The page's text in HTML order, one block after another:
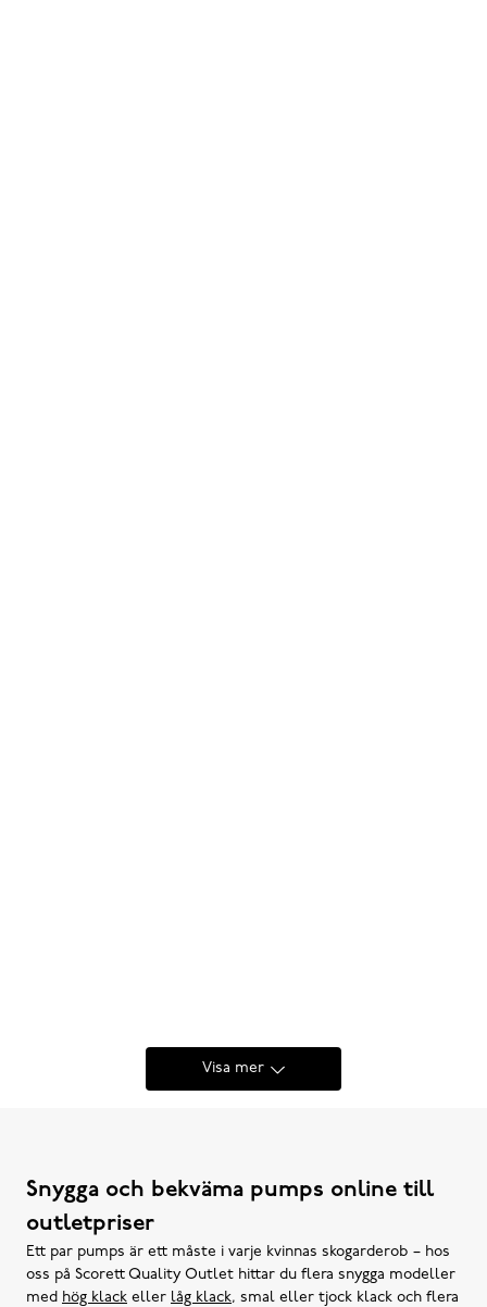
Visa mer
Snygga och bekväma pumps online till
outletpriser
Ett par pumps är ett måste i varje kvinnas skogarderob – hos
oss på Scorett Quality Outlet hittar du flera snygga modeller
med hög klack eller låg klack, smal eller tjock klack och flera